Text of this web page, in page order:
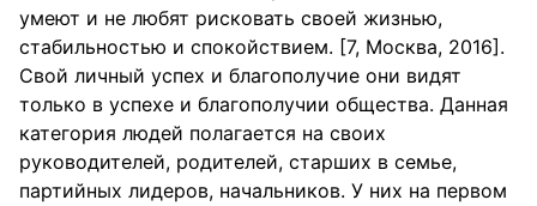
умеют и не любят рисковать своей жизнью,
стабильностью и спокойствием. [7, Москва, 2016].
Свой личный успех и благополучие они видят
только в успехе и благополучии общества. Данная
категория людей полагается на своих
руководителей, родителей, старших в семье,
партийных лидеров, начальников. У них на первом